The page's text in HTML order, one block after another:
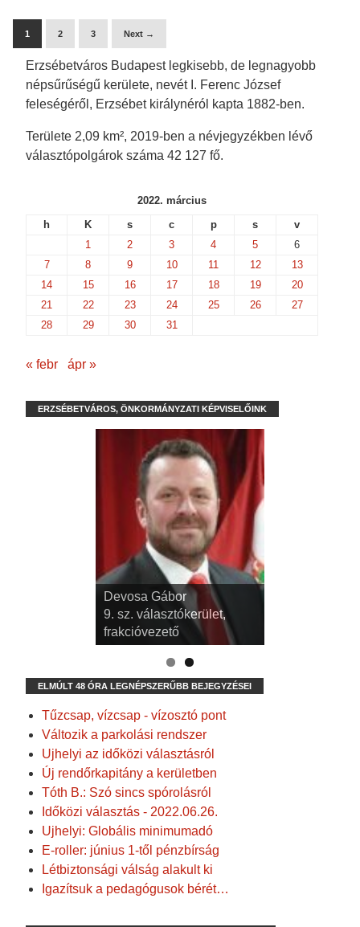
1 2 3 Next →
Erzsébetváros Budapest legkisebb, de legnagyobb
népsűrűségű kerülete, nevét I. Ferenc József
feleségéről, Erzsébet királynéról kapta 1882-ben.
Területe 2,09 km², 2019-ben a névjegyzékben lévő
választópolgárok száma 42 127 fő.
2022. március
h
K s c p s
v
1
2 3 4 5
6
7
8 9 10 11 12
13
14
15 16 17 18 19
20
21
22 23 24 25 26
27
28
29 30 31
« febr ápr »
ERZSÉBETVÁROS, ÖNKORMÁNYZATI KÉPVISELŐINK
Devosa Gábor
9. sz. választókerület,
frakcióvezető
ELMÚLT 48 ÓRA LEGNÉPSZERŰBB BEJEGYZÉSEI
Tűzcsap, vízcsap - vízosztó pont
Változik a parkolási rendszer
Ujhelyi az időközi választásról
Új rendőrkapitány a kerületben
Tóth B.: Szó sincs spórolásról
Időközi választás - 2022.06.26.
Ujhelyi: Globális minimumadó
E-roller: június 1-től pénzbírság
Létbiztonsági válság alakult ki
Igazítsuk a pedagógusok bérét…